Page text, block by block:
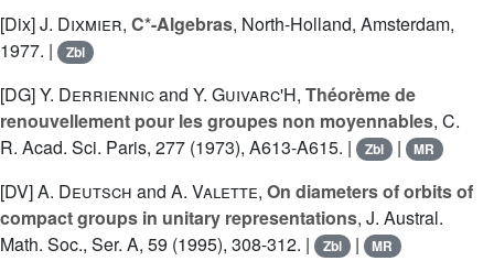
[Dix]J. Dixmier, C*-Algebras, North-Holland, Amsterdam,
1977. |
Zbl
[DG]Y. Derriennicand Y. Guivarc'H, Théorème de
renouvellement pour les groupes non moyennables, C.
R. Acad. Sci. Paris, 277 (1973), A613-A615. |
Zbl | MR
[DV]A. Deutsch and A. Valette, On diameters of orbits of
compact groups in unitary representations, J. Austral.
Math. Soc., Ser. A, 59 (1995), 308-312. |
Zbl | MR